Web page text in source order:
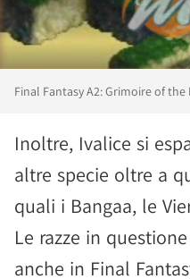
Final Fantasy A2: Grimoire of the
Inoltre, Ivalice si
altre specie oltre a
quali i Bangaa, le
Le razze in
anche in Final